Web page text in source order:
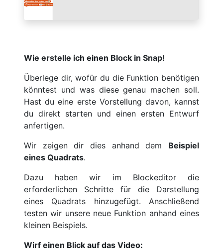
Wie erstelle ich einen Block in Snap!
Überlege dir, wofür du die Funktion benötigen
könntest und was diese genau machen soll.
Hast du eine erste Vorstellung davon, kannst
du direkt starten und einen ersten Entwurf
anfertigen.
Wir zeigen dir dies anhand dem Beispiel
eines Quadrats.
Dazu haben wir im Blockeditor die
erforderlichen Schritte für die Darstellung
eines Quadrats hinzugefügt. Anschließend
testen wir unsere neue Funktion anhand eines
kleinen Beispiels.
Wirf einen Blick auf das Video: